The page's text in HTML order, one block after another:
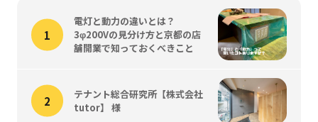
電灯と動力の違いとは？
3φ200Vの見分け方と京都の店
舗開業で知っておくべきこと
テナント総合研究所【株式会社
tutor】 様